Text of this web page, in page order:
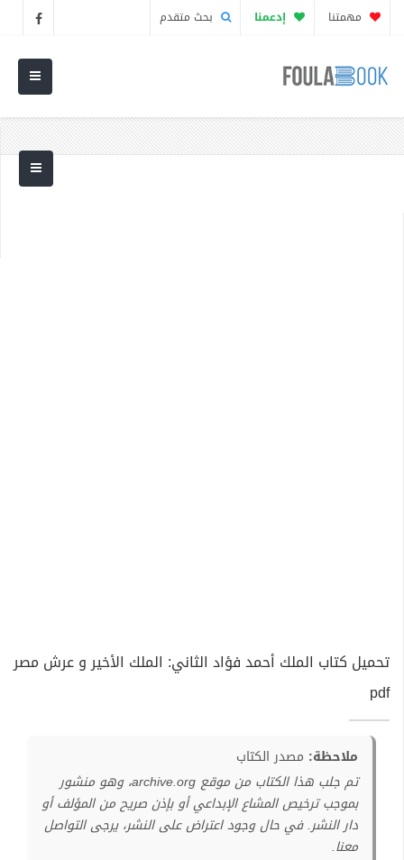
مهمتنا إدعمنا بحث متقدم
تحميل كتاب الملك أحمد فؤاد الثاني: الملك الأخير و عرش مصر
pdf
ملاحظة: مصدر الكتاب
تم جلب هذا الكتاب من موقع archive.org، وهو منشور
بموجب ترخيص المشاع الإبداعي أو بإذن صريح من المؤلف أو
دار النشر. في حال وجود اعتراض على النشر، يرجى التواصل
معنا.